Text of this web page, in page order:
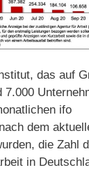
das auf
7.000
ifo
dem
die Zahl
in